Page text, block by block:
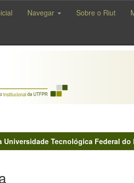
Navegar Sobre o Riut
Tecnológica Federal do